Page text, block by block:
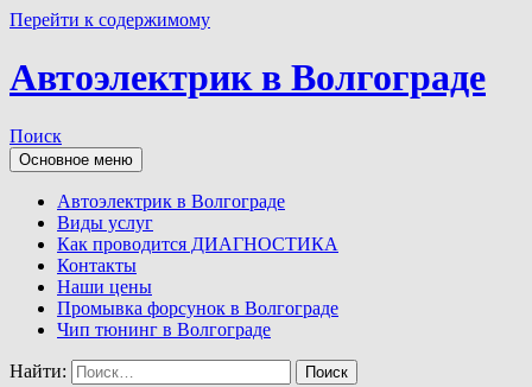
Перейти к содержимому
Автоэлектрик в Волгограде
Поиск
Основное меню
Автоэлектрик в Волгограде
Виды услуг
Как проводится ДИАГНОСТИКА
Контакты
Наши цены
Промывка форсунок в Волгограде
Чип тюнинг в Волгограде
Найти: